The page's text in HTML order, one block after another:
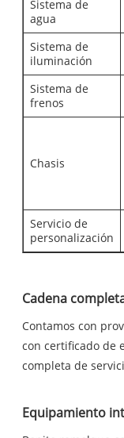
Sistema de
agua
Sistema de
iluminación
Sistema de
frenos
Chasis
Servicio de
personalización
Cadena
Contamos con
con certificado de
completa de
Equipamiento